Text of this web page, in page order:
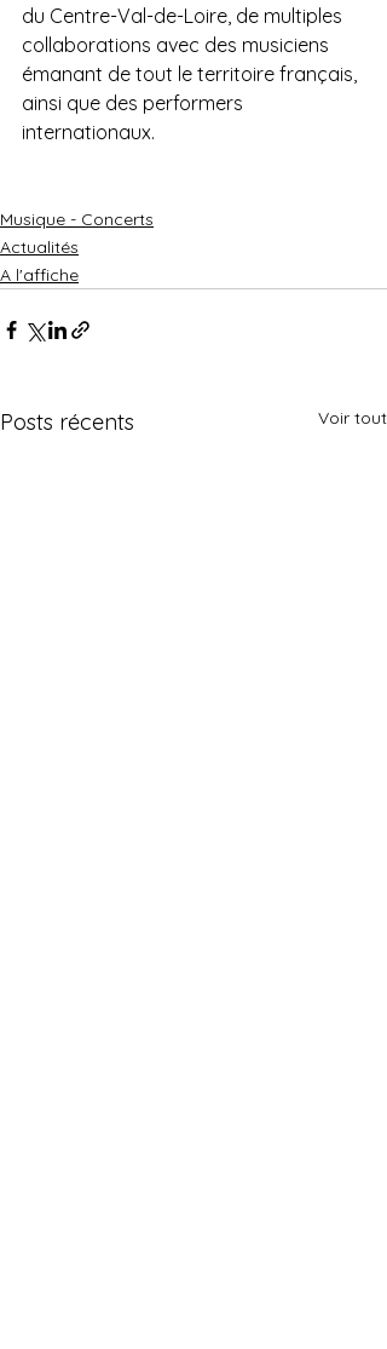
du Centre-Val-de-Loire, de multiples
collaborations avec des musiciens
émanant de tout le territoire français,
ainsi que des performers
internationaux.
Musique - Concerts
Actualités
A l'affiche
Posts récents Voir tout